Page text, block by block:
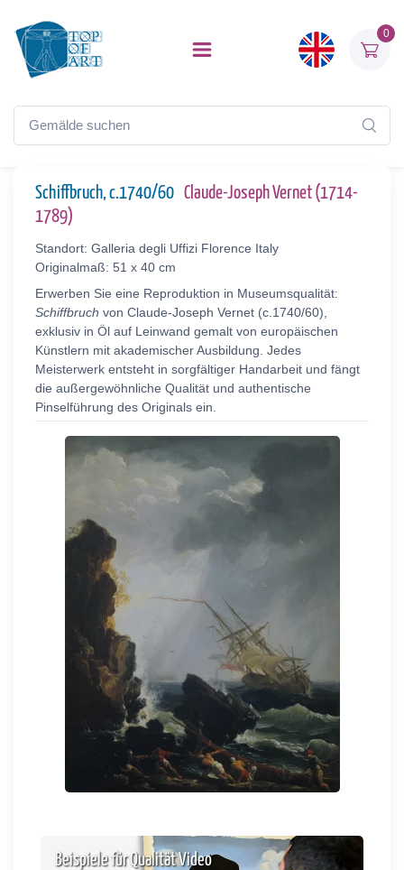
0
Schiffbruch, c.1740/60 Claude-Joseph Vernet (1714-
1789)
Standort: Galleria degli Uffizi Florence Italy
Originalmaß: 51 x 40 cm
Erwerben Sie eine Reproduktion in Museumsqualität:
Schiffbruch von Claude-Joseph Vernet (c.1740/60),
exklusiv in Öl auf Leinwand gemalt von europäischen
Künstlern mit akademischer Ausbildung. Jedes
Meisterwerk entsteht in sorgfältiger Handarbeit und fängt
die außergewöhnliche Qualität und authentische
Pinselführung des Originals ein.
Beispiele für Qualität Video